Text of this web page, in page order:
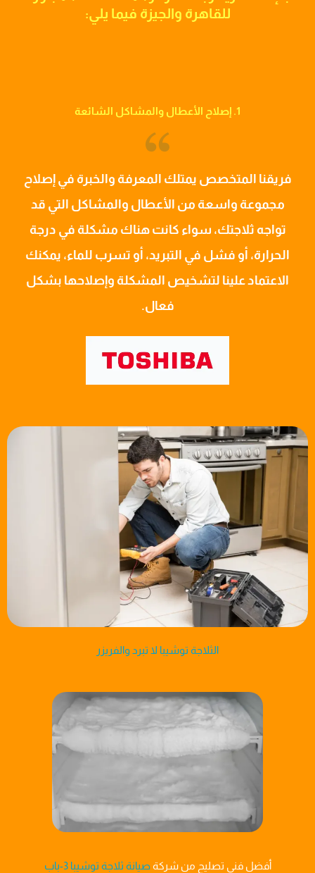
للقاهرة والجيزة فيما يلي:
1. إصلاح الأعطال والمشاكل الشائعة
فريقنا المتخصص يمتلك المعرفة والخبرة في إصلاح
مجموعة واسعة من الأعطال والمشاكل التي قد
تواجه ثلاجتك، سواء كانت هناك مشكلة في درجة
الحرارة، أو فشل في التبريد، أو تسرب للماء، يمكنك
الاعتماد علينا لتشخيص المشكلة وإصلاحها بشكل
فعال.
الثلاجة توشيبا لا تبرد والفريزر
أفضل فني تصليح من شركةصيانة ثلاجة توشيبا 3-باب